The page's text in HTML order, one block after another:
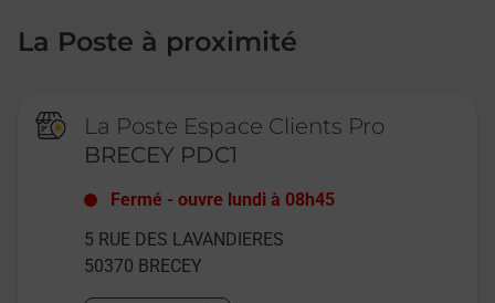
La Poste à proximité
La Poste Espace Clients Pro
BRECEY PDC1
Fermé -ouvre lundi à 08h45
5 RUE DES LAVANDIERES
50370 BRECEY